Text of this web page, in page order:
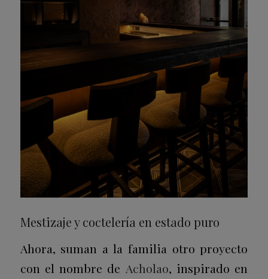
Mestizaje y coctelería en estado puro
Ahora, suman a la familia otro proyecto
con el nombre de Acholao, inspirado en